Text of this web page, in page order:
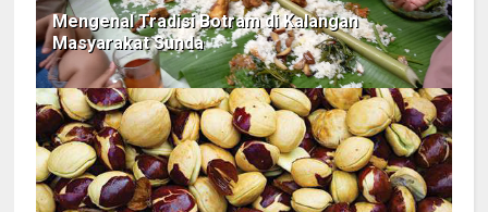
Mengenal Tradisi Botram di Kalangan
Masyarakat Sunda